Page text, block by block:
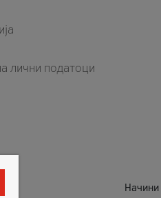
лични податоци